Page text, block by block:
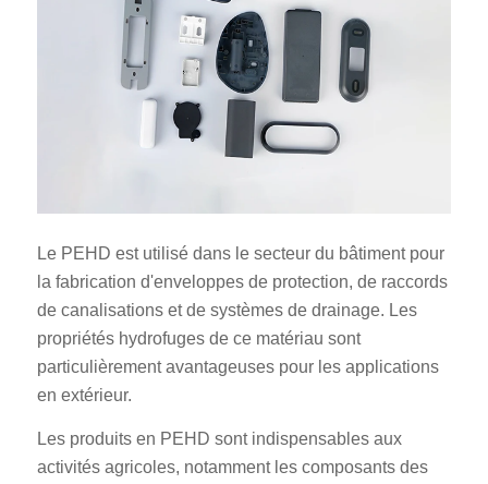
Le PEHD est utilisé dans le secteur du bâtiment pour
la fabrication d'enveloppes de protection, de raccords
de canalisations et de systèmes de drainage. Les
propriétés hydrofuges de ce matériau sont
particulièrement avantageuses pour les applications
en extérieur.
Les produits en PEHD sont indispensables aux
activités agricoles, notamment les composants des